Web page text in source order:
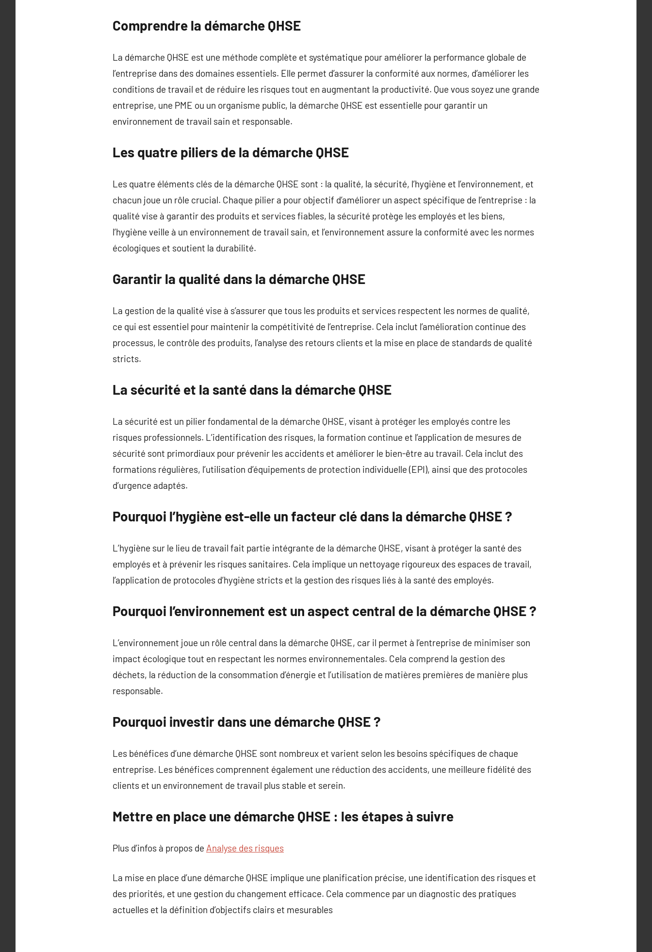
Comprendre la démarche QHSE
La démarche QHSE est une méthode complète et systématique pour améliorer la performance globale de
l’entreprise dans des domaines essentiels. Elle permet d’assurer la conformité aux normes, d’améliorer les
conditions de travail et de réduire les risques tout en augmentant la productivité. Que vous soyez une grande
entreprise, une PME ou un organisme public, la démarche QHSE est essentielle pour garantir un
environnement de travail sain et responsable.
Les quatre piliers de la démarche QHSE
Les quatre éléments clés de la démarche QHSE sont : la qualité, la sécurité, l’hygiène et l’environnement, et
chacun joue un rôle crucial. Chaque pilier a pour objectif d’améliorer un aspect spécifique de l’entreprise : la
qualité vise à garantir des produits et services fiables, la sécurité protège les employés et les biens,
l’hygiène veille à un environnement de travail sain, et l’environnement assure la conformité avec les normes
écologiques et soutient la durabilité.
Garantir la qualité dans la démarche QHSE
La gestion de la qualité vise à s’assurer que tous les produits et services respectent les normes de qualité,
ce qui est essentiel pour maintenir la compétitivité de l’entreprise. Cela inclut l’amélioration continue des
processus, le contrôle des produits, l’analyse des retours clients et la mise en place de standards de qualité
stricts.
La sécurité et la santé dans la démarche QHSE
La sécurité est un pilier fondamental de la démarche QHSE, visant à protéger les employés contre les
risques professionnels. L’identification des risques, la formation continue et l’application de mesures de
sécurité sont primordiaux pour prévenir les accidents et améliorer le bien-être au travail. Cela inclut des
formations régulières, l’utilisation d’équipements de protection individuelle (EPI), ainsi que des protocoles
d’urgence adaptés.
Pourquoi l’hygiène est-elle un facteur clé dans la démarche QHSE ?
L’hygiène sur le lieu de travail fait partie intégrante de la démarche QHSE, visant à protéger la santé des
employés et à prévenir les risques sanitaires. Cela implique un nettoyage rigoureux des espaces de travail,
l’application de protocoles d’hygiène stricts et la gestion des risques liés à la santé des employés.
Pourquoi l’environnement est un aspect central de la démarche QHSE ?
L’environnement joue un rôle central dans la démarche QHSE, car il permet à l’entreprise de minimiser son
impact écologique tout en respectant les normes environnementales. Cela comprend la gestion des
déchets, la réduction de la consommation d’énergie et l’utilisation de matières premières de manière plus
responsable.
Pourquoi investir dans une démarche QHSE ?
Les bénéfices d’une démarche QHSE sont nombreux et varient selon les besoins spécifiques de chaque
entreprise. Les bénéfices comprennent également une réduction des accidents, une meilleure fidélité des
clients et un environnement de travail plus stable et serein.
Mettre en place une démarche QHSE : les étapes à suivre
Plus d’infos à propos de Analyse des risques
La mise en place d’une démarche QHSE implique une planification précise, une identification des risques et
des priorités, et une gestion du changement efficace. Cela commence par un diagnostic des pratiques
actuelles et la définition d’objectifs clairs et mesurables